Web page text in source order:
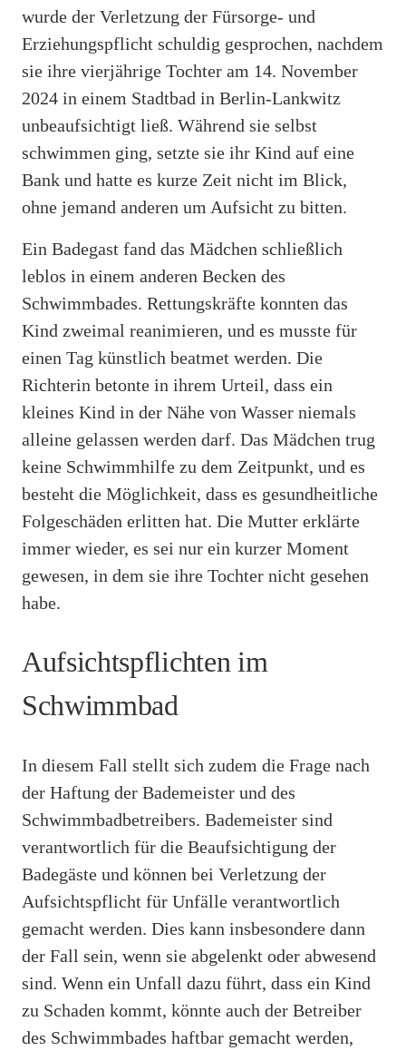
wurde der Verletzung der Fürsorge- und
Erziehungspflicht schuldig gesprochen, nachdem
sie ihre vierjährige Tochter am 14. November
2024 in einem Stadtbad in Berlin-Lankwitz
unbeaufsichtigt ließ. Während sie selbst
schwimmen ging, setzte sie ihr Kind auf eine
Bank und hatte es kurze Zeit nicht im Blick,
ohne jemand anderen um Aufsicht zu bitten.
Ein Badegast fand das Mädchen schließlich
leblos in einem anderen Becken des
Schwimmbades. Rettungskräfte konnten das
Kind zweimal reanimieren, und es musste für
einen Tag künstlich beatmet werden. Die
Richterin betonte in ihrem Urteil, dass ein
kleines Kind in der Nähe von Wasser niemals
alleine gelassen werden darf. Das Mädchen trug
keine Schwimmhilfe zu dem Zeitpunkt, und es
besteht die Möglichkeit, dass es gesundheitliche
Folgeschäden erlitten hat. Die Mutter erklärte
immer wieder, es sei nur ein kurzer Moment
gewesen, in dem sie ihre Tochter nicht gesehen
habe.
Aufsichtspflichten im
Schwimmbad
In diesem Fall stellt sich zudem die Frage nach
der Haftung der Bademeister und des
Schwimmbadbetreibers. Bademeister sind
verantwortlich für die Beaufsichtigung der
Badegäste und können bei Verletzung der
Aufsichtspflicht für Unfälle verantwortlich
gemacht werden. Dies kann insbesondere dann
der Fall sein, wenn sie abgelenkt oder abwesend
sind. Wenn ein Unfall dazu führt, dass ein Kind
zu Schaden kommt, könnte auch der Betreiber
des Schwimmbades haftbar gemacht werden,